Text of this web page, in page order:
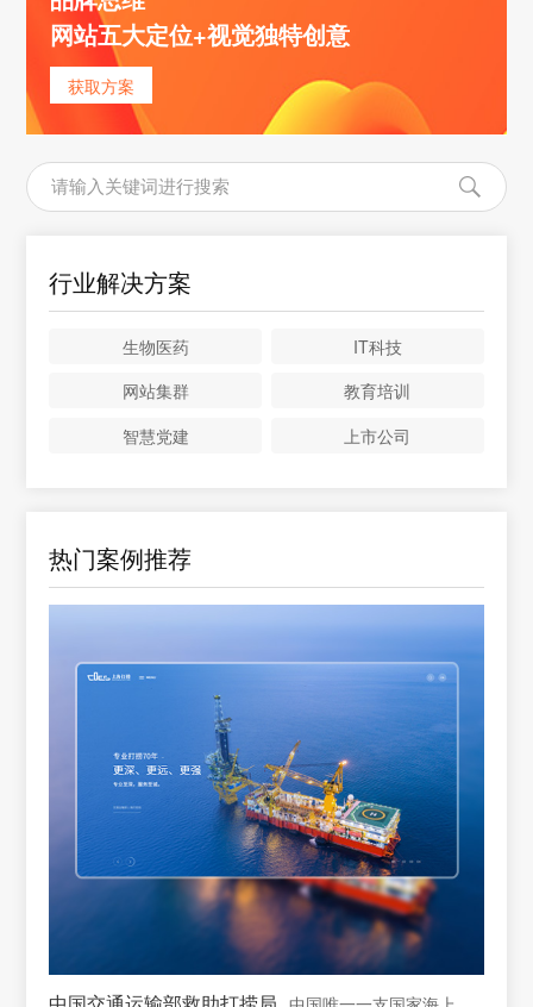
网站五大定位+视觉独特创意
获取方案
行业解决方案
生物医药
IT科技
网站集群
教育培训
智慧党建
上市公司
热门案例推荐